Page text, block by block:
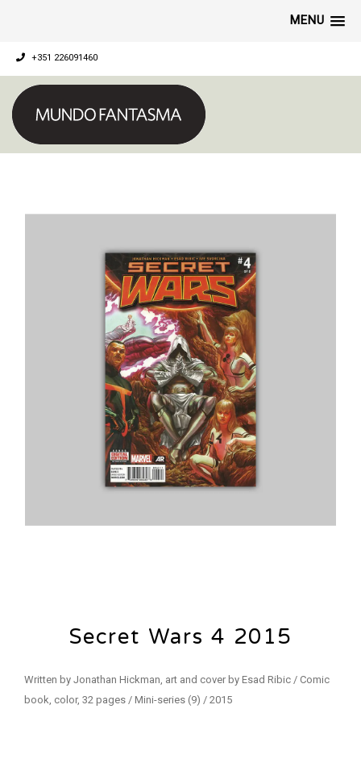
MENU
+351 226091460
Secret Wars 4 2015
Written by Jonathan Hickman, art and cover by Esad Ribic / Comic
book, color, 32 pages / Mini-series (9) / 2015